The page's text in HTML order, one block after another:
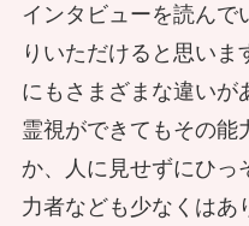
神様の不思議な
秘密とは？
霊能者が心霊都
インタビューを読んで
りいただけると思い
にもさまざまな違いが
霊視ができてもその能
か、人に見せずにひっ
力者なども少なくはあ